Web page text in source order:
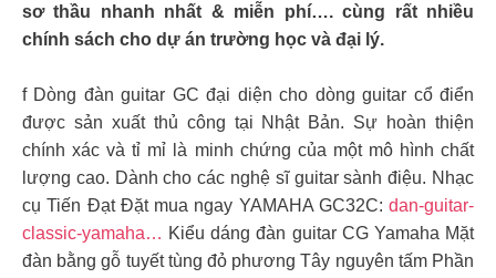
sơ thầu nhanh nhất & miễn phí…. cùng rất nhiều
chính sách cho dự án trường học và đại lý.
f Dòng đàn guitar GC đại diện cho dòng guitar cổ điển
được sản xuất thủ công tại Nhật Bản. Sự hoàn thiện
chính xác và tỉ mỉ là minh chứng của một mô hình chất
lượng cao. Dành cho các nghệ sĩ guitar sành điệu. Nhạc
cụ Tiến Đạt Đặt mua ngay YAMAHA GC32C: dan-guitar-
classic-yamaha… Kiểu dáng đàn guitar CG Yamaha Mặt
đàn bằng gỗ tuyết tùng đỏ phương Tây nguyên tấm Phần